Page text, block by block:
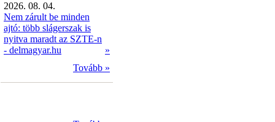
2026. 08. 04.
Nem zárult be minden
ajtó: több slágerszak is
nyitva maradt az SZTE-n
- delmagyar.hu
»
Tovább »